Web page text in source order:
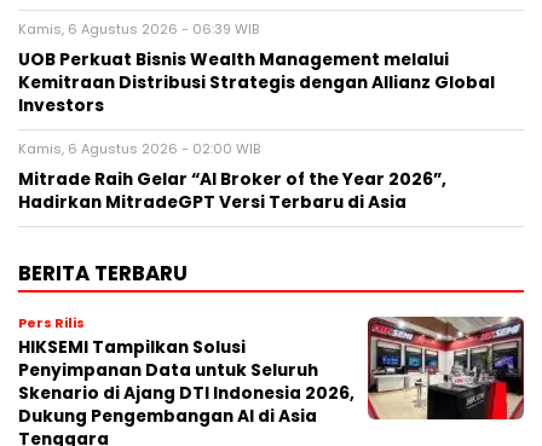
Kamis, 6 Agustus 2026 - 06:39 WIB
UOB Perkuat Bisnis Wealth Management melalui
Kemitraan Distribusi Strategis dengan Allianz Global
Investors
Kamis, 6 Agustus 2026 - 02:00 WIB
Mitrade Raih Gelar “AI Broker of the Year 2026”,
Hadirkan MitradeGPT Versi Terbaru di Asia
BERITA TERBARU
Pers Rilis
HIKSEMI Tampilkan Solusi
Penyimpanan Data untuk Seluruh
Skenario di Ajang DTI Indonesia 2026,
Dukung Pengembangan AI di Asia
Tenggara